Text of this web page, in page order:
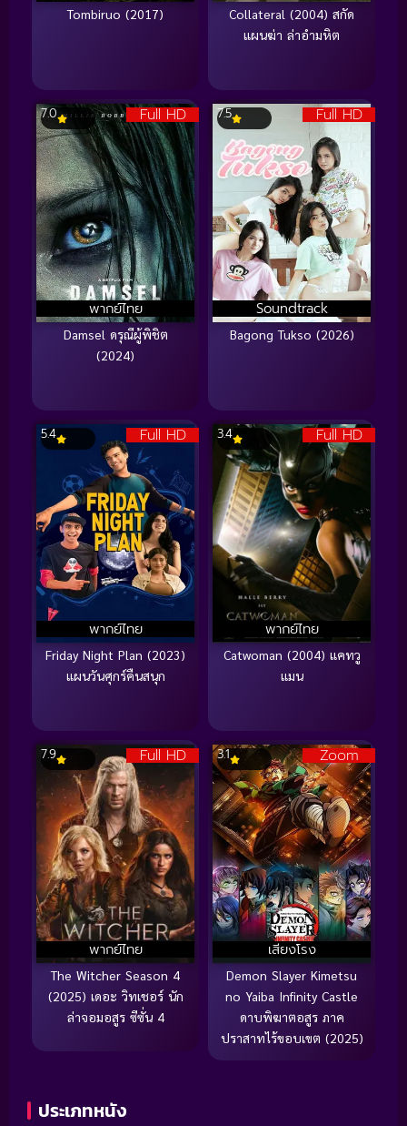
Tombiruo (2017)
Collateral (2004) สกัด
แผนฆ่า ล่าอำมหิต
Full HD
พากย์ไทย
7.0
Damsel ดรุณีผู้พิชิต
(2024)
Full HD
Soundtrack
7.5
Bagong Tukso (2026)
Full HD
พากย์ไทย
5.4
Friday Night Plan (2023)
แผนวันศุกร์คืนสนุก
Full HD
พากย์ไทย
3.4
Catwoman (2004) แคทวู
แมน
Full HD
พากย์ไทย
7.9
The Witcher Season 4
(2025) เดอะ วิทเชอร์ นัก
ล่าจอมอสูร ซีซั่น 4
Zoom
เสียงโรง
3.1
Demon Slayer Kimetsu
no Yaiba Infinity Castle
ดาบพิฆาตอสูร ภาค
ปราสาทไร้ขอบเขต (2025)
ประเภทหนัง